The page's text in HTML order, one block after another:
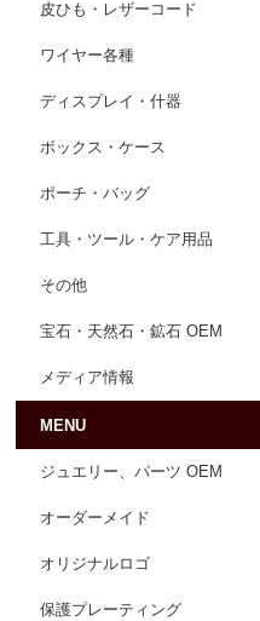
皮ひも・レザーコード
ワイヤー各種
ディスプレイ・什器
ボックス・ケース
ポーチ・バッグ
工具・ツール・ケア用品
その他
宝石・天然石・鉱石 OEM
メディア情報
MENU
ジュエリー、パーツ OEM
オーダーメイド
オリジナルロゴ
保護プレーティング